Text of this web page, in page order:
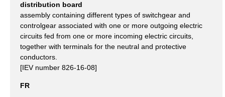
distribution board
assembly containing different types of switchgear and
controlgear associated with one or more outgoing electric
circuits fed from one or more incoming electric circuits,
together with terminals for the neutral and protective
conductors.
[IEV number 826-16-08]
FR